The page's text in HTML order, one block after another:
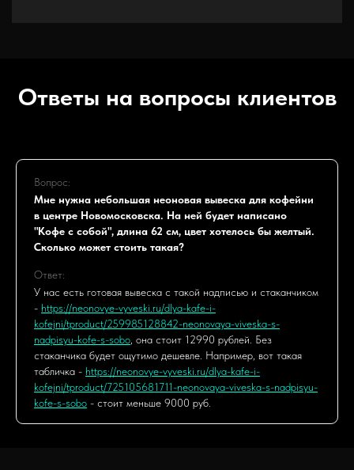
Ответы на вопросы клиентов
Вопрос:
Мне нужна небольшая неоновая вывеска для кофейни
в центре Новомосковска. На ней будет написано
"Кофе с собой", длина 62 см, цвет хотелось бы желтый.
Сколько может стоить такая?
Ответ:
У нас есть готовая вывеска с такой надписью и стаканчиком
- https://neonovye-vyveski.ru/dlya-kafe-i-
kofejni/tproduct/259985128842-neonovaya-viveska-s-
nadpisyu-kofe-s-sobo, она стоит 12990 рублей. Без
стаканчика будет ощутимо дешевле. Например, вот такая
табличка - https://neonovye-vyveski.ru/dlya-kafe-i-
kofejni/tproduct/725105681711-neonovaya-viveska-s-nadpisyu-
kofe-s-sobo - стоит меньше 9000 руб.